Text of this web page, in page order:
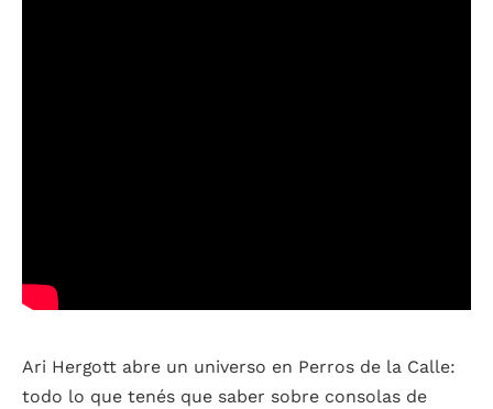
Ari Hergott abre un universo en Perros de la Calle:
todo lo que tenés que saber sobre consolas de